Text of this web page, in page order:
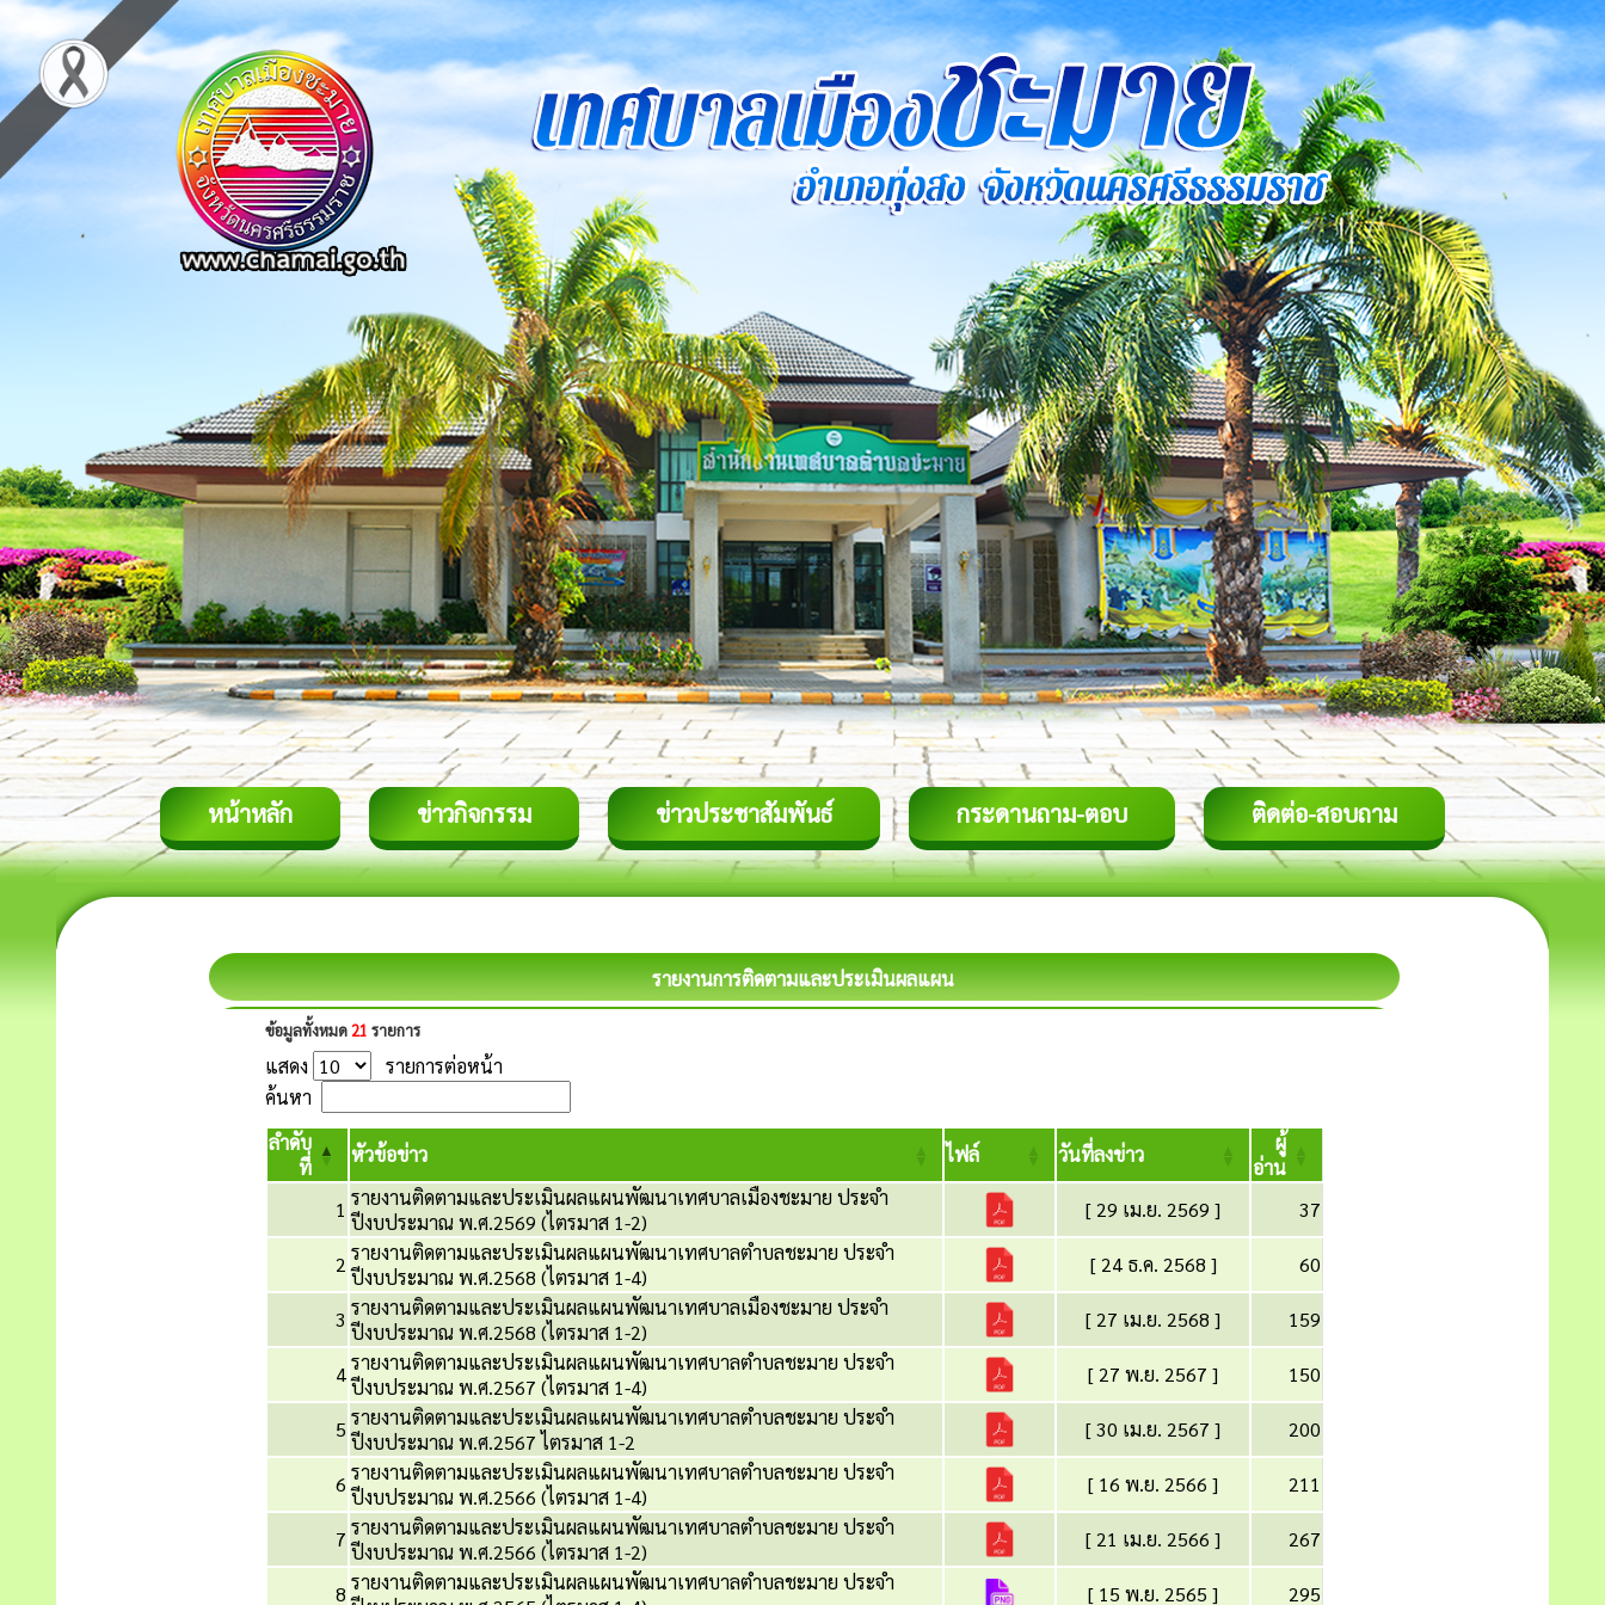
หน้าหลัก ข่าวกิจกรรม ข่าวประชาสัมพันธ์ กระดานถาม-ตอบ ติดต่อ-สอบถาม
รายงานการติดตามและประเมินผลแผน
ข้อมูลทั้งหมด 21 รายการ
แสดง
รายการต่อหน้า
ค้นหา
ลำดับ
ที่
หัวข้อข่าว ไฟล์ วันที่ลงข่าว
ผู้
อ่าน
1 รายงานติดตามและประเมินผลแผนพัฒนาเทศบาลเมืองชะมาย ประจำ
ปีงบประมาณ พ.ศ.2569 (ไตรมาส 1-2)
[ 29 เม.ย. 2569 ] 37
2 รายงานติดตามและประเมินผลแผนพัฒนาเทศบาลตำบลชะมาย ประจำ
ปีงบประมาณ พ.ศ.2568 (ไตรมาส 1-4)
[ 24 ธ.ค. 2568 ] 60
3 รายงานติดตามและประเมินผลแผนพัฒนาเทศบาลเมืองชะมาย ประจำ
ปีงบประมาณ พ.ศ.2568 (ไตรมาส 1-2)
[ 27 เม.ย. 2568 ] 159
4รายงานติดตามและประเมินผลแผนพัฒนาเทศบาลตำบลชะมาย ประจำ
ปีงบประมาณ พ.ศ.2567 (ไตรมาส 1-4)
[ 27 พ.ย. 2567 ] 150
5 รายงานติดตามและประเมินผลแผนพัฒนาเทศบาลตำบลชะมาย ประจำ
ปีงบประมาณ พ.ศ.2567 ไตรมาส 1-2
[ 30 เม.ย. 2567 ] 200
6 รายงานติดตามและประเมินผลแผนพัฒนาเทศบาลตำบลชะมาย ประจำ
ปีงบประมาณ พ.ศ.2566 (ไตรมาส 1-4)
[ 16 พ.ย. 2566 ] 211
7 รายงานติดตามและประเมินผลแผนพัฒนาเทศบาลตำบลชะมาย ประจำ
ปีงบประมาณ พ.ศ.2566 (ไตรมาส 1-2)
[ 21 เม.ย. 2566 ] 267
8 รายงานติดตามและประเมินผลแผนพัฒนาเทศบาลตำบลชะมาย ประจำ
[ 15 พ.ย. 2565 ] 295